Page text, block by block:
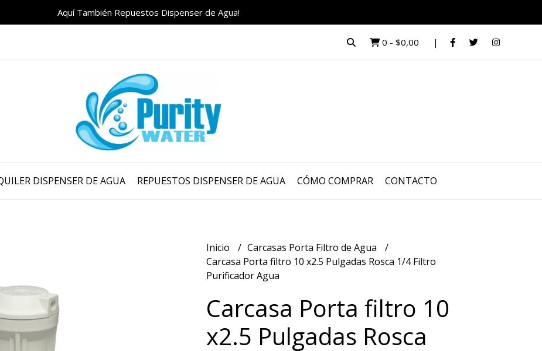
Aquí También Repuestos Dispenser de Agua!
0 - $0,00
DISPENSER DE AGUA REPUESTOS DISPENSER DE AGUA CÓMO COMPRAR CONTACTO
Inicio
Carcasas Porta Filtro de Agua
Carcasa Porta filtro 10 x2.5 Pulgadas Rosca 1/4 Filtro
Purificador Agua
Carcasa Porta filtro 10
x2.5 Pulgadas Rosca